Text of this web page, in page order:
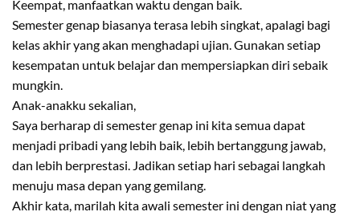
Keempat, manfaatkan waktu dengan baik.
Semester genap biasanya terasa lebih singkat, apalagi bagi
kelas akhir yang akan menghadapi ujian. Gunakan setiap
kesempatan untuk belajar dan mempersiapkan diri sebaik
mungkin.
Anak-anakku sekalian,
Saya berharap di semester genap ini kita semua dapat
menjadi pribadi yang lebih baik, lebih bertanggung jawab,
dan lebih berprestasi. Jadikan setiap hari sebagai langkah
menuju masa depan yang gemilang.
Akhir kata, marilah kita awali semester ini dengan niat yang